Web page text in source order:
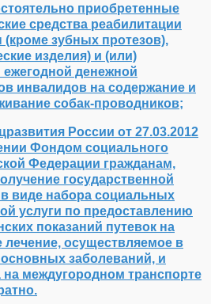
приобретенные
средства реабилитации
зубных протезов),
изделия) и (или)
денежной
инвалидов на содержание и
собак-проводников;
России от 27.03.2012
Фондом социального
Федерации гражданам,
государственной
виде набора социальных
услуги по предоставлению
показаний путевок на
лечение, осуществляемое в
заболеваний, и
на междугородном транспорте